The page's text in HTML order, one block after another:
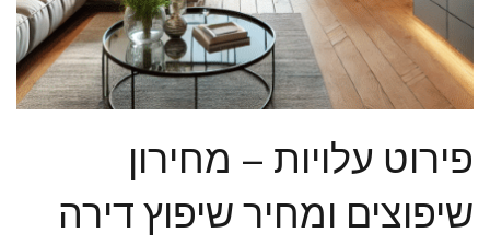
פירוט עלויות – מחירון
שיפוצים ומחיר שיפוץ דירה